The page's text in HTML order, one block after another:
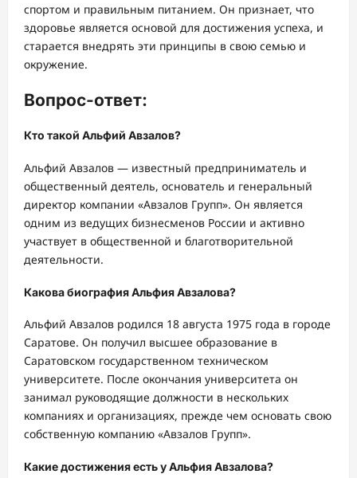
спортом и правильным питанием. Он признает, что
здоровье является основой для достижения успеха, и
старается внедрять эти принципы в свою семью и
окружение.
Вопрос-ответ:
Кто такой Альфий Авзалов?
Альфий Авзалов — известный предприниматель и
общественный деятель, основатель и генеральный
директор компании «Авзалов Групп». Он является
одним из ведущих бизнесменов России и активно
участвует в общественной и благотворительной
деятельности.
Какова биография Альфия Авзалова?
Альфий Авзалов родился 18 августа 1975 года в городе
Саратове. Он получил высшее образование в
Саратовском государственном техническом
университете. После окончания университета он
занимал руководящие должности в нескольких
компаниях и организациях, прежде чем основать свою
собственную компанию «Авзалов Групп».
Какие достижения есть у Альфия Авзалова?